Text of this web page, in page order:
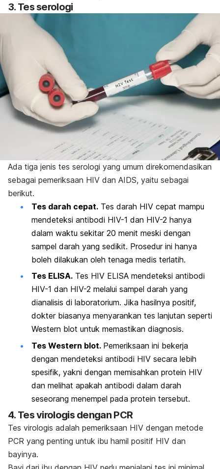
3. Tes serologi
Ada tiga jenis tes serologi yang umum direkomendasikan
sebagai pemeriksaan HIV dan AIDS, yaitu sebagai
berikut.
Tes darah cepat. Tes darah HIV cepat mampu
mendeteksi antibodi HIV-1 dan HIV-2 hanya
dalam waktu sekitar 20 menit meski dengan
sampel darah yang sedikit. Prosedur ini hanya
boleh dilakukan oleh tenaga medis terlatih.
Tes ELISA. Tes HIV ELISA mendeteksi antibodi
HIV-1 dan HIV-2 melalui sampel darah yang
dianalisis di laboratorium. Jika hasilnya positif,
dokter biasanya menyarankan tes lanjutan seperti
Western blot untuk memastikan diagnosis.
Tes Western blot. Pemeriksaan ini bekerja
dengan mendeteksi antibodi HIV secara lebih
spesifik, yakni dengan memisahkan protein HIV
dan melihat apakah antibodi dalam darah
seseorang menempel pada protein tersebut.
4. Tes virologis dengan PCR
Tes virologis adalah pemeriksaan HIV dengan metode
PCR yang penting untuk ibu hamil positif HIV dan
bayinya.